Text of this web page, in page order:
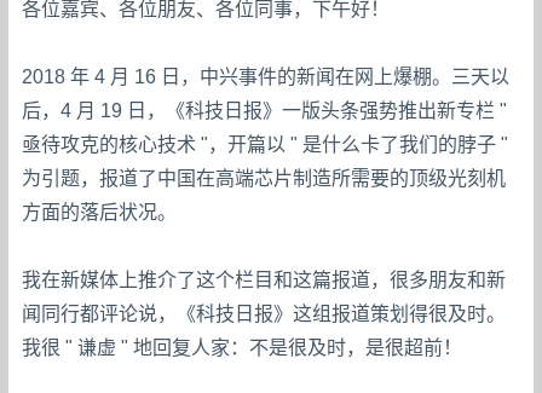
各位嘉宾、各位朋友、各位同事，下午好！
2018 年 4 月 16 日，中兴事件的新闻在网上爆棚。三天以
后，4 月 19 日，《科技日报》一版头条强势推出新专栏 "
亟待攻克的核心技术 "，开篇以 " 是什么卡了我们的脖子 "
为引题，报道了中国在高端芯片制造所需要的顶级光刻机
方面的落后状况。
我在新媒体上推介了这个栏目和这篇报道，很多朋友和新
闻同行都评论说，《科技日报》这组报道策划得很及时。
我很 " 谦虚 " 地回复人家：不是很及时，是很超前！